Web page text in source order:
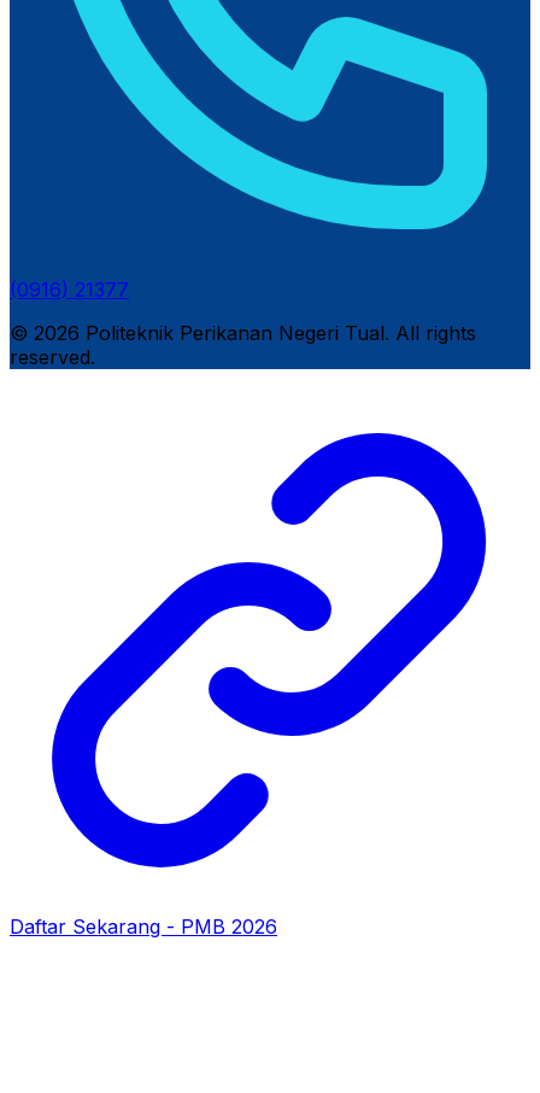
(0916) 21377
© 2026 Politeknik Perikanan Negeri Tual. All rights
reserved.
Daftar Sekarang - PMB 2026